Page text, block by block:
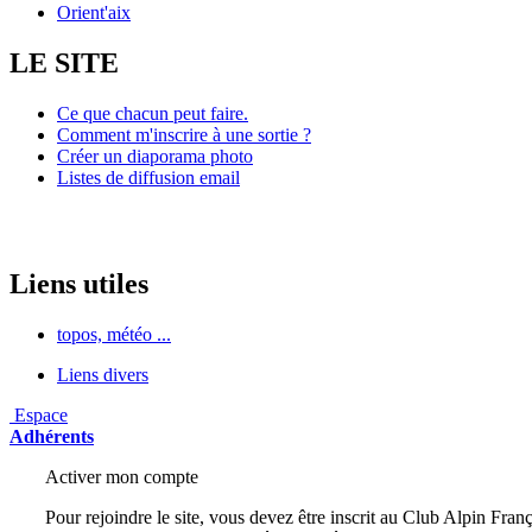
Orient'aix
LE SITE
Ce que chacun peut faire.
Comment m'inscrire à une sortie ?
Créer un diaporama photo
Listes de diffusion email
Liens utiles
topos, météo ...
Liens divers
Espace
Adhérents
Activer mon compte
Pour rejoindre le site, vous devez être inscrit au Club Alpin